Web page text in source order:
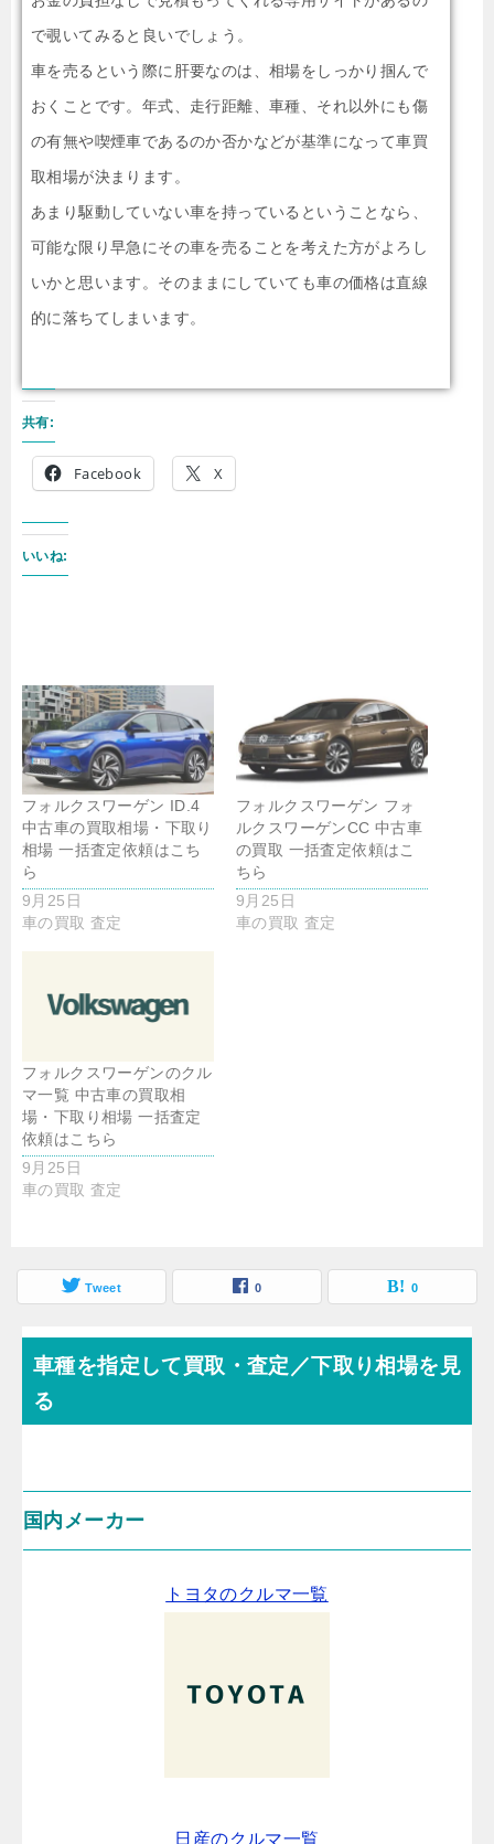
で覗いてみると良いでしょう。
車を売るという際に肝要なのは、相場をしっかり掴んで
おくことです。年式、走行距離、車種、それ以外にも傷
の有無や喫煙車であるのか否かなどが基準になって車買
取相場が決まります。
あまり駆動していない車を持っているということなら、
可能な限り早急にその車を売ることを考えた方がよろし
いかと思います。そのままにしていても車の価格は直線
的に落ちてしまいます。
共有:
Facebook X
いいね:
フォルクスワーゲン ID.4
中古車の買取相場・下取り
相場 一括査定依頼はこち
ら
9月25日
車の買取 査定
フォルクスワーゲン フォ
ルクスワーゲンCC 中古車
の買取 一括査定依頼はこ
ちら
9月25日
車の買取 査定
フォルクスワーゲンのクル
マ一覧 中古車の買取相
場・下取り相場 一括査定
依頼はこちら
9月25日
車の買取 査定
Tweet 0 0
車種を指定して買取・査定／下取り相場を見
る
国内メーカー
トヨタのクルマ一覧
日産のクルマ一覧